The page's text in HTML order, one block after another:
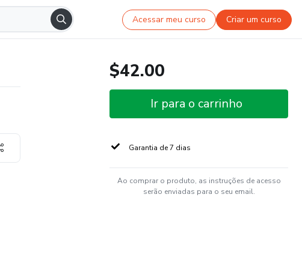
Acessar meu curso Criar um curso
$42.00
Ir para o carrinho
Garantia de 7 dias
Ao comprar o produto, as instruções de acesso
serão enviadas para o seu email.